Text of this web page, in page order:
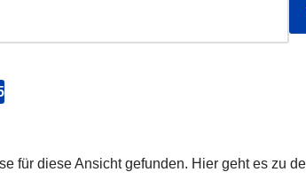
Hinweis
für diese Ansicht gefunden. Hier geht es zu